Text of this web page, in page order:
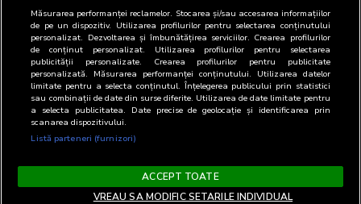
Măsurarea performanței reclamelor. Stocarea și/sau accesarea informațiilor
de pe un dispozitiv. Utilizarea profilurilor pentru selectarea conținutului
personalizat. Dezvoltarea și îmbunătățirea serviciilor. Crearea profilurilor
de conținut personalizat. Utilizarea profilurilor pentru selectarea
publicității personalizate. Crearea profilurilor pentru publicitate
personalizată. Măsurarea performanței conținutului. Utilizarea datelor
limitate pentru a selecta conținutul. Înțelegerea publicului prin statistici
sau combinații de date din surse diferite. Utilizarea de date limitate pentru
a selecta publicitatea. Date precise de geolocație și identificarea prin
scanarea dispozitivului.
Listă parteneri (furnizori)
ACCEPT TOATE
VREAU SA MODIFIC SETARILE INDIVIDUAL